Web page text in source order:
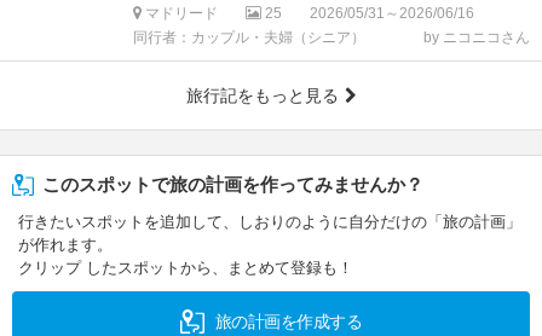
マドリード 25
2026/05/31～2026/06/16
同行者：カップル・夫婦（シニア）
by ニコニコさん
旅行記をもっと見る
このスポットで旅の計画を作ってみませんか？
行きたいスポットを追加して、しおりのように自分だけの「旅の計画」
が作れます。
クリップ したスポットから、まとめて登録も！
旅の計画を作成する